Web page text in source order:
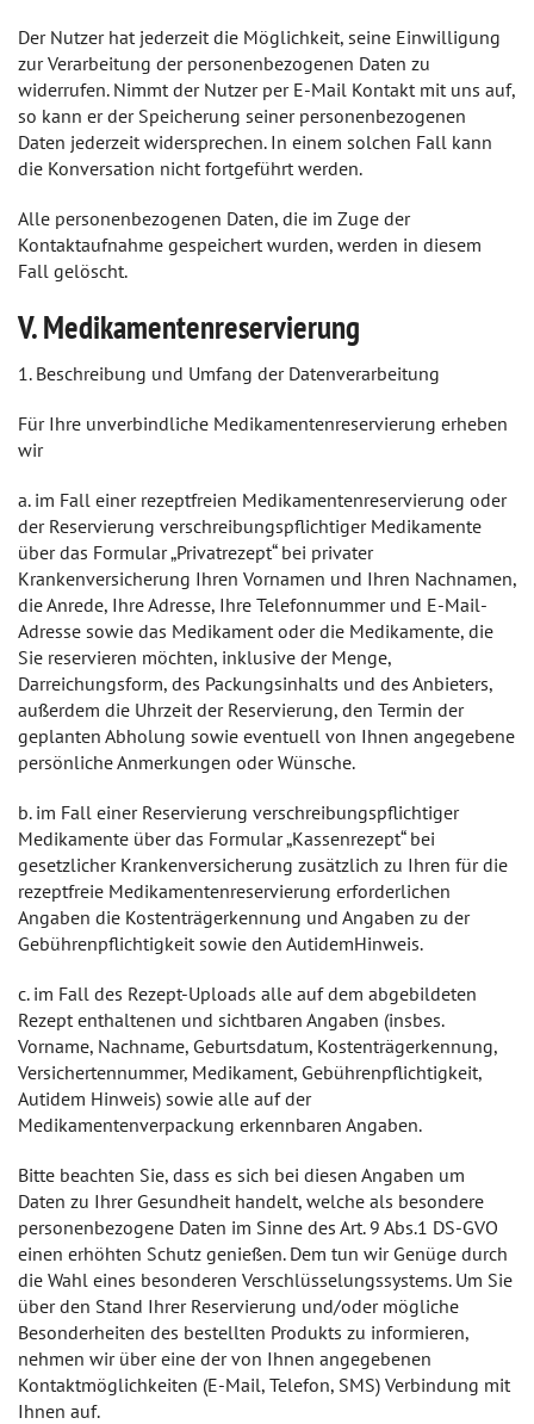
Der Nutzer hat jederzeit die Möglichkeit, seine Einwilligung
zur Verarbeitung der personenbezogenen Daten zu
widerrufen. Nimmt der Nutzer per E-Mail Kontakt mit uns auf,
so kann er der Speicherung seiner personenbezogenen
Daten jederzeit widersprechen. In einem solchen Fall kann
die Konversation nicht fortgeführt werden.
Alle personenbezogenen Daten, die im Zuge der
Kontaktaufnahme gespeichert wurden, werden in diesem
Fall gelöscht.
V. Medikamentenreservierung
1. Beschreibung und Umfang der Datenverarbeitung
Für Ihre unverbindliche Medikamentenreservierung erheben
wir
a. im Fall einer rezeptfreien Medikamentenreservierung oder
der Reservierung verschreibungspflichtiger Medikamente
über das Formular „Privatrezept“ bei privater
Krankenversicherung Ihren Vornamen und Ihren Nachnamen,
die Anrede, Ihre Adresse, Ihre Telefonnummer und E-Mail-
Adresse sowie das Medikament oder die Medikamente, die
Sie reservieren möchten, inklusive der Menge,
Darreichungsform, des Packungsinhalts und des Anbieters,
außerdem die Uhrzeit der Reservierung, den Termin der
geplanten Abholung sowie eventuell von Ihnen angegebene
persönliche Anmerkungen oder Wünsche.
b. im Fall einer Reservierung verschreibungspflichtiger
Medikamente über das Formular „Kassenrezept“ bei
gesetzlicher Krankenversicherung zusätzlich zu Ihren für die
rezeptfreie Medikamentenreservierung erforderlichen
Angaben die Kostenträgerkennung und Angaben zu der
Gebührenpflichtigkeit sowie den AutidemHinweis.
c. im Fall des Rezept-Uploads alle auf dem abgebildeten
Rezept enthaltenen und sichtbaren Angaben (insbes.
Vorname, Nachname, Geburtsdatum, Kostenträgerkennung,
Versichertennummer, Medikament, Gebührenpflichtigkeit,
Autidem Hinweis) sowie alle auf der
Medikamentenverpackung erkennbaren Angaben.
Bitte beachten Sie, dass es sich bei diesen Angaben um
Daten zu Ihrer Gesundheit handelt, welche als besondere
personenbezogene Daten im Sinne des Art. 9 Abs.1 DS-GVO
einen erhöhten Schutz genießen. Dem tun wir Genüge durch
die Wahl eines besonderen Verschlüsselungssystems. Um Sie
über den Stand Ihrer Reservierung und/oder mögliche
Besonderheiten des bestellten Produkts zu informieren,
nehmen wir über eine der von Ihnen angegebenen
Kontaktmöglichkeiten (E-Mail, Telefon, SMS) Verbindung mit
Ihnen auf.